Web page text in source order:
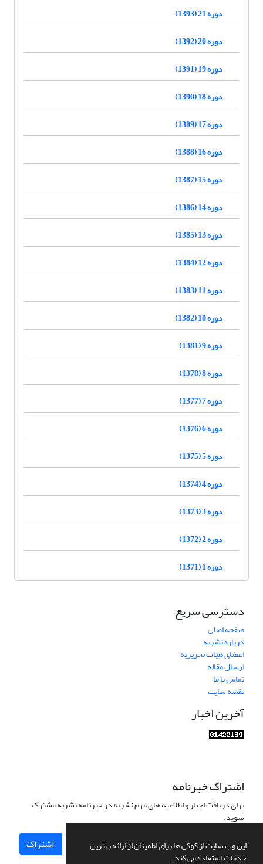
این وب سایت از کوکی ها برای اطمینان از ارائه بهترین
خدمات استفاده می کند.
دوره 21 (1393)
دوره 20 (1392)
دوره 19 (1391)
دوره 18 (1390)
دوره 17 (1389)
دوره 16 (1388)
دوره 15 (1387)
دوره 14 (1386)
دوره 13 (1385)
دوره 12 (1384)
دوره 11 (1383)
دوره 10 (1382)
دوره 9 (1381)
دوره 8 (1378)
دوره 7 (1377)
دوره 6 (1376)
دوره 5 (1375)
دوره 4 (1374)
دوره 3 (1373)
دوره 2 (1372)
دوره 1 (1371)
دسترسی سریع
صفحه اصلی
درباره نشریه
اعضای هیات تحریریه
ارسال مقاله
تماس با ما
نقشه سایت
آخرین اخبار
اشتراک خبرنامه
برای دریافت اخبار و اطلاعیه های مهم نشریه در خبرنامه نشریه مشترک
شوید.
اشتراک